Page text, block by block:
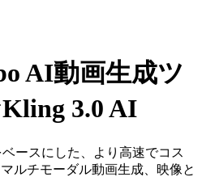
AI動画生成ツ
3.0 AI
ースにした、より高速でコス
ルチモーダル動画生成、映像と